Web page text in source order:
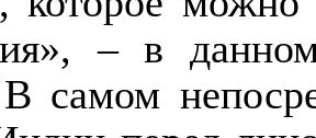
– в
самом